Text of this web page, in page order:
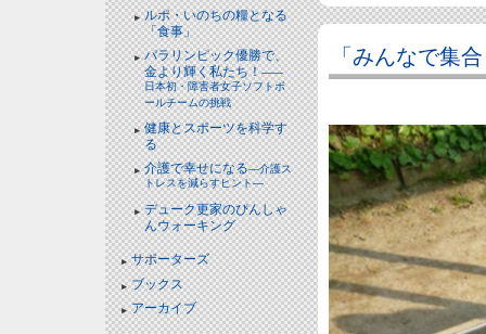
ルポ・いのちの糧となる
「食事」
パラリンピック優勝で、
金より輝く私たち！――
日本初・障害者女子ソフトボ
ールチームの挑戦
健康とスポーツを科学す
る
介護で幸せになる―介護ス
トレスを減らすヒント―
デューク更家のぴんしゃ
んウォーキング
サポーターズ
ブックス
アーカイブ
「みんなで集